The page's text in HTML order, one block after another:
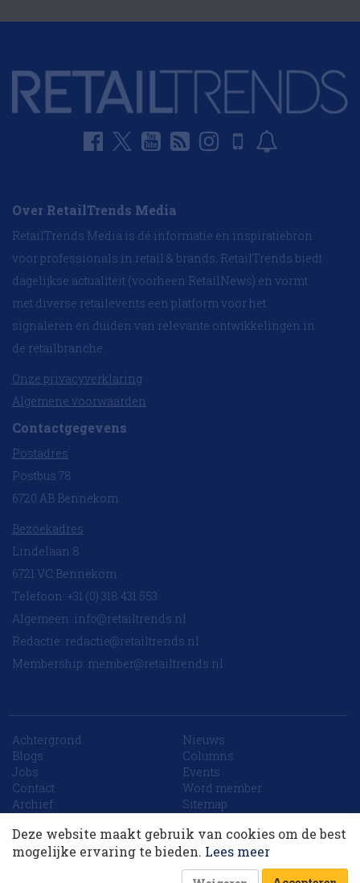
Over RetailTrends Media
RetailTrends Media is dé informatie en inspiratiebron
voor professionals in retail & brands. RetailTrends biedt
dagelijkse actualiteit (voorheen RetailNews) en vormt
met diverse retailevents een platform voor het
signaleren en duiden van relevante ontwikkelingen in
de retailbranche.
Onze privacyverklaring
Algemene voorwaarden
Contactgegevens
Postadres
Postbus 78
6720 AB Bennekom
Bezoekadres
Lindelaan 8
6721 VC Bennekom
Telefoon: +31 (0) 318 431 553
Algemeen: info@retailtrends.nl
Redactie: redactie@retailtrends.nl
Membership: member@retailtrends.nl
Achtergrond
Nieuws
Blogs
Columns
Jobs
Events
Contact
Word member
Archief
Sitemap
Website is powered by
Deze website maakt gebruik van cookies om de best
mogelijke ervaring te bieden. Lees meer
Korting op events